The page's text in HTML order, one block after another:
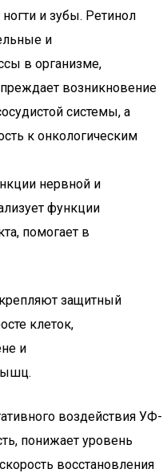
и зубы. Ретинол
и
в организме,
возникновение
системы, а
к онкологическим
нервной и
функции
помогает в
защитный
клеток,
и
воздействия УФ-
понижает уровень
восстановления